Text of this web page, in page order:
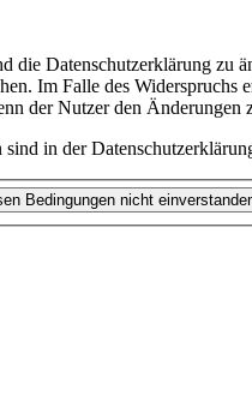
die Datenschutzerklärung
Im Falle des
der Nutzer den Änderungen
in der